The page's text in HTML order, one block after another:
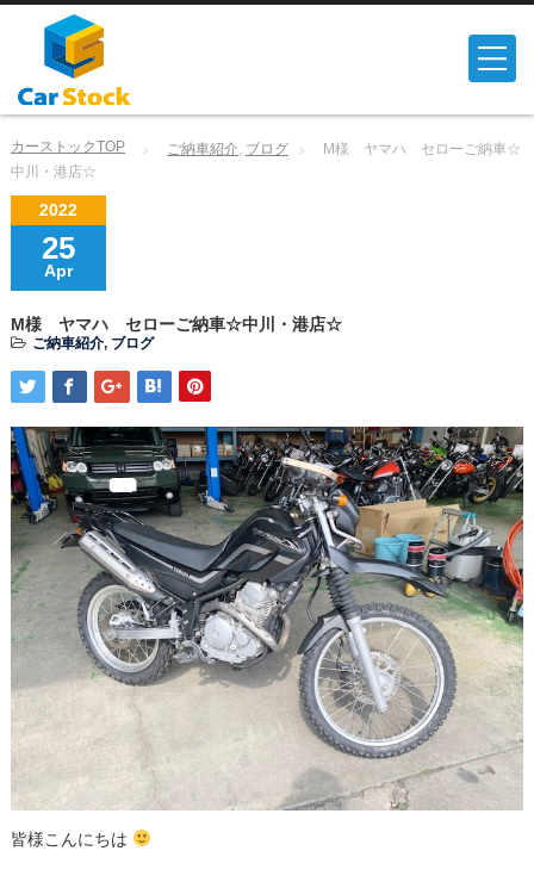
カーストックTOP ご納車紹介 ブログ
M様 ヤマハ セローご納車☆
中川・港店☆
2022
25
Apr
M様 ヤマハ セローご納車☆中川・港店☆
ご納車紹介, ブログ
皆様こんにちは